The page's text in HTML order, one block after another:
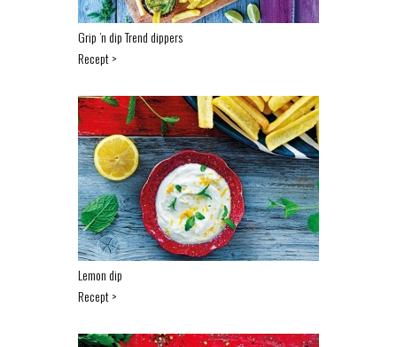
Grip ’n dip Trend dippers
Recept >
Lemon dip
Recept >